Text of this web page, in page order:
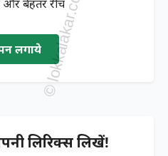
बेहतर रीच
लगाये
लिरिक्स लिखें!